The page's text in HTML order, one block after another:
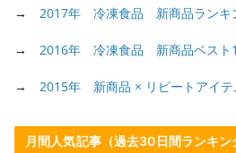
→ 2017年 冷凍食品 新商品ランキ
→ 2016年 冷凍食品 新商品ベスト
→ 2015年 新商品 × リピートアイテ
月間人気記事（過去30日間ランキン